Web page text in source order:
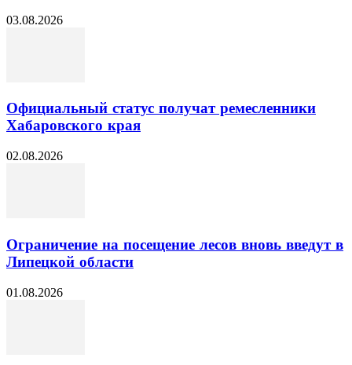
03.08.2026
Официальный статус получат ремесленники
Хабаровского края
02.08.2026
Ограничение на посещение лесов вновь введут в
Липецкой области
01.08.2026